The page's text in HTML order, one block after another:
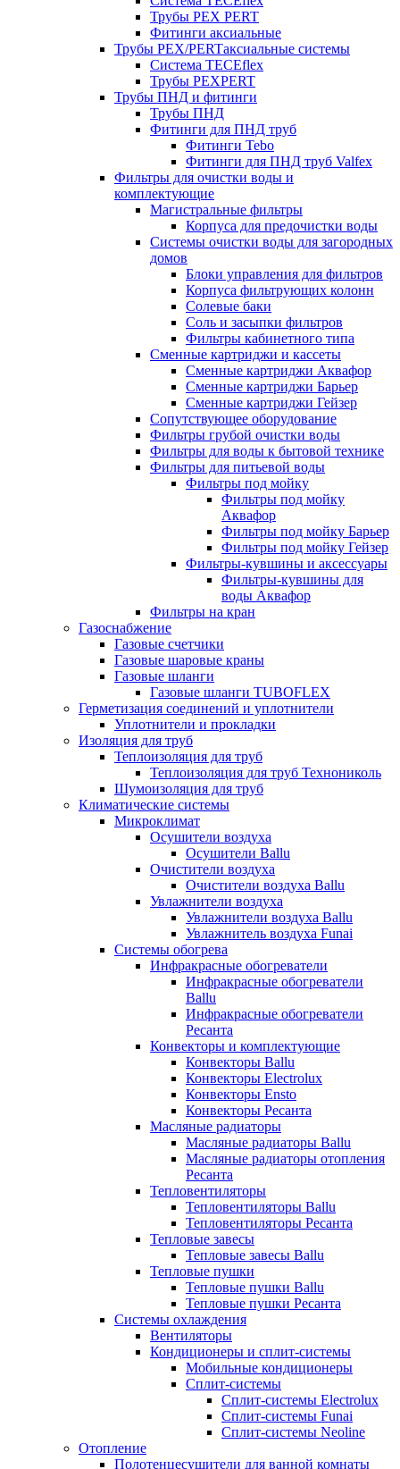
Трубы PEX PERT
Фитинги аксиальные
Трубы PEX/PERTаксиальные системы
Система TECEflex
Трубы PEXPERT
Трубы ПНД и фитинги
Трубы ПНД
Фитинги для ПНД труб
Фитинги Tebo
Фитинги для ПНД труб Valfex
Фильтры для очистки воды и
комплектующие
Магистральные фильтры
Корпуса для предочистки воды
Системы очистки воды для загородных
домов
Блоки управления для фильтров
Корпуса фильтрующих колонн
Солевые баки
Соль и засыпки фильтров
Фильтры кабинетного типа
Сменные картриджи и кассеты
Сменные картриджи Аквафор
Сменные картриджи Барьер
Сменные картриджи Гейзер
Сопутствующее оборудование
Фильтры грубой очистки воды
Фильтры для воды к бытовой технике
Фильтры для питьевой воды
Фильтры под мойку
Фильтры под мойку
Аквафор
Фильтры под мойку Барьер
Фильтры под мойку Гейзер
Фильтры-кувшины и аксессуары
Фильтры-кувшины для
воды Аквафор
Фильтры на кран
Газоснабжение
Газовые счетчики
Газовые шаровые краны
Газовые шланги
Газовые шланги TUBOFLEX
Герметизация соединений и уплотнители
Уплотнители и прокладки
Изоляция для труб
Теплоизоляция для труб
Теплоизоляция для труб Технониколь
Шумоизоляция для труб
Климатические системы
Микроклимат
Осушители воздуха
Осушители Ballu
Очистители воздуха
Очистители воздуха Ballu
Увлажнители воздуха
Увлажнители воздуха Ballu
Увлажнитель воздуха Funai
Системы обогрева
Инфракрасные обогреватели
Инфракрасные обогреватели
Ballu
Инфракрасные обогреватели
Ресанта
Конвекторы и комплектующие
Конвекторы Ballu
Конвекторы Electrolux
Конвекторы Ensto
Конвекторы Ресанта
Масляные радиаторы
Масляные радиаторы Ballu
Масляные радиаторы отопления
Ресанта
Тепловентиляторы
Тепловентиляторы Ballu
Тепловентиляторы Ресанта
Тепловые завесы
Тепловые завесы Ballu
Тепловые пушки
Тепловые пушки Ballu
Тепловые пушки Ресанта
Системы охлаждения
Вентиляторы
Кондиционеры и сплит-системы
Мобильные кондиционеры
Сплит-системы
Сплит-системы Electrolux
Сплит-системы Funai
Сплит-системы Neoline
Отопление
Полотенцесушители для ванной комнаты